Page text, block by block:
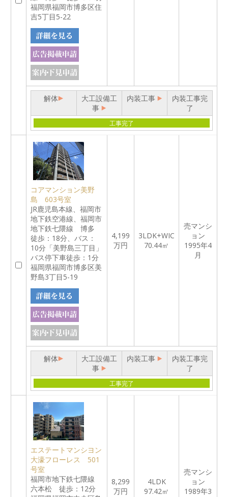
福岡県福岡市博多区住
吉5丁目5-22
解体
大工設備工
事
内装工事
内装工事完
了
工事完了
コアマンション美野
島 603号室
JR鹿児島本線、福岡市
地下鉄空港線、福岡市
地下鉄七隈線 博多
徒歩：18分、バス：
10分「美野島三丁目」
バス停下車徒歩：1分
福岡県福岡市博多区美
野島3丁目5-19
4,199
万円
3LDK+WIC
70.44㎡
売マンシ
ョン
1995年4
月
解体
大工設備工
事
内装工事
内装工事完
了
工事完了
エステートマンシヨン
大濠フローレス 501
号室
福岡市地下鉄七隈線
六本松 徒歩：12分
8,299
万円
4LDK
97.42㎡
売マンシ
ョン
1989年3